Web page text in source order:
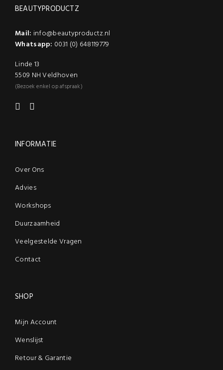
BEAUTYPRODUCTZ
Mail: info@beautyproductz.nl
Whatsapp: 0031 (0) 648119779
Linde 13
5509 NH Veldhoven
(Bezoek enkel op afspraak)
INFORMATIE
Over Ons
Advies
Workshops
Duurzaamheid
Veelgestelde Vragen
Contact
SHOP
Mijn Account
Wenslijst
Retour & Garantie